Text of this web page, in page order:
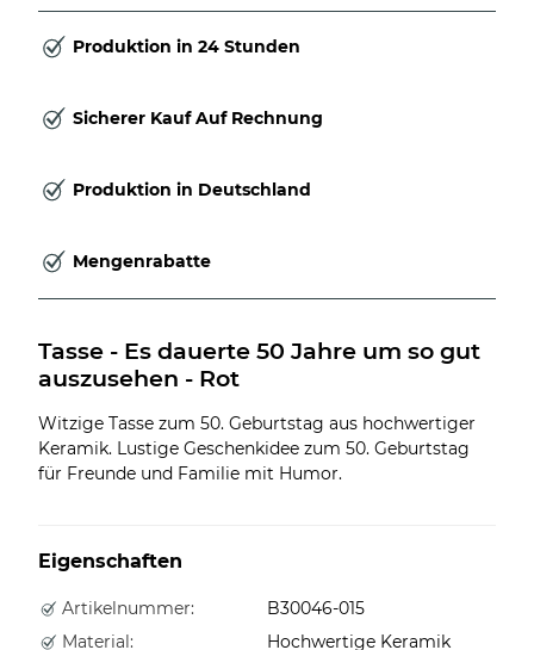
Produktion in 24 Stunden
Sicherer Kauf Auf Rechnung
Produktion in Deutschland
Mengenrabatte
Tasse - Es dauerte 50 Jahre um so gut
auszusehen - Rot
Witzige Tasse zum 50. Geburtstag aus hochwertiger
Keramik. Lustige Geschenkidee zum 50. Geburtstag
für Freunde und Familie mit Humor.
Eigenschaften
Artikelnummer:
B30046-015
Material:
Hochwertige Keramik